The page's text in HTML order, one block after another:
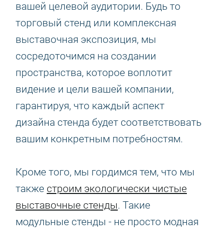
вашей целевой аудитории. Будь то
торговый стенд или комплексная
выставочная экспозиция, мы
сосредоточимся на создании
пространства, которое воплотит
видение и цели вашей компании,
гарантируя, что каждый аспект
дизайна стенда будет соответствовать
вашим конкретным потребностям.
Кроме того, мы гордимся тем, что мы
также строим экологически чистые
выставочные стенды. Такие
модульные стенды - не просто модная